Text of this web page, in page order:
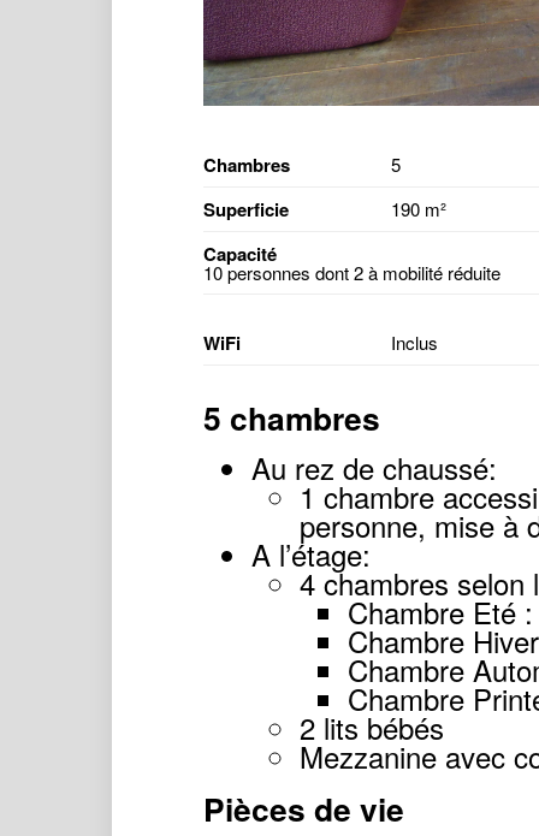
Chambres 5
Superficie 190 m²
Capacité
10 personnes dont 2 à mobilité réduite
WiFi Inclus
5 chambres
Au rez de chaussé:
1 chambre
personne, mise à
A l’étage:
4 chambres selon
Chambre Eté
Chambre
Chambre
Chambre
2 lits bébés
Mezzanine avec
Pièces de vie